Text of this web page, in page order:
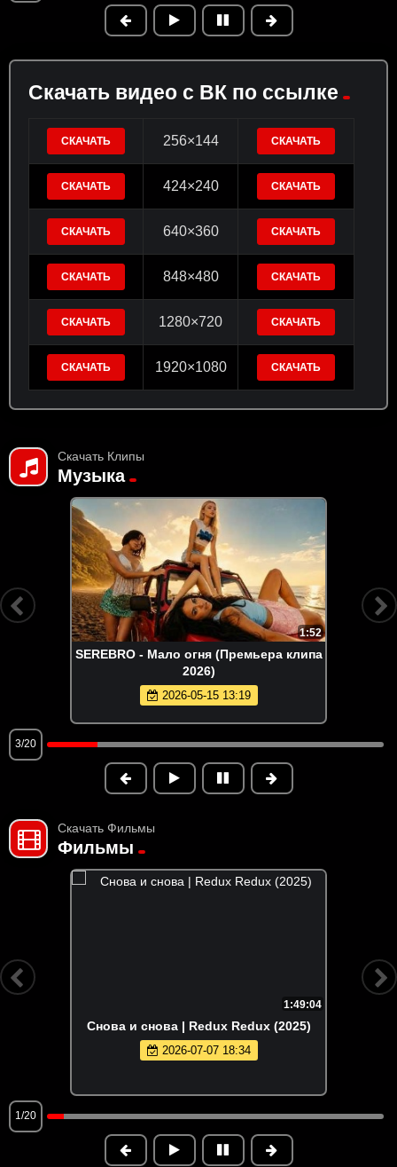
Скачать видео с ВК по ссылке
СКАЧАТЬ 256×144 СКАЧАТЬ
СКАЧАТЬ 424×240 СКАЧАТЬ
СКАЧАТЬ 640×360 СКАЧАТЬ
СКАЧАТЬ 848×480 СКАЧАТЬ
СКАЧАТЬ 1280×720 СКАЧАТЬ
СКАЧАТЬ 1920×1080 СКАЧАТЬ
Скачать Клипы
Музыка
1:52
SEREBRO - Мало огня (Премьера клипа
2026)
2026-05-15 13:19
3/20
Скачать Фильмы
Фильмы
1:49:04
Снова и снова | Redux Redux (2025)
2026-07-07 18:34
1/20